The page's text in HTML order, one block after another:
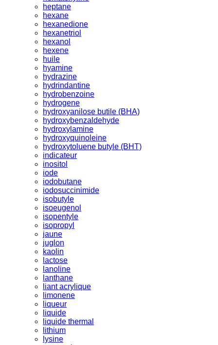
heptane
hexane
hexanedione
hexanetriol
hexanol
hexene
huile
hyamine
hydrazine
hydrindantine
hydrobenzoine
hydrogene
hydroxyanilose butile (BHA)
hydroxybenzaldehyde
hydroxylamine
hydroxyquinoleine
hydroxytoluene butyle (BHT)
indicateur
inositol
iode
iodobutane
iodosuccinimide
isobutyle
isoeugenol
isopentyle
isopropyl
jaune
juglon
kaolin
lactose
lanoline
lanthane
liant acrylique
limonene
liqueur
liquide
liquide thermal
lithium
lysine